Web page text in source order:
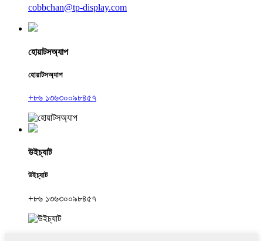
cobbchan@tp-display.com
হোয়াটসঅ্যাপ
হোয়াটসঅ্যাপ
+৮৬ ১৩৬৩০০৯৮৪৫৭
উইচ্যাট
উইচ্যাট
+৮৬ ১৩৬৩০০৯৮৪৫৭